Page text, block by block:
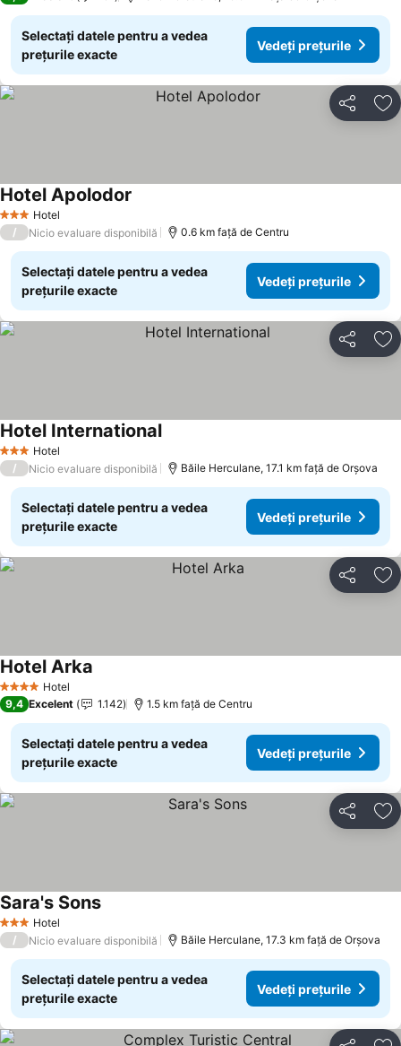
Selectați datele pentru a vedea
prețurile exacte
Vedeți prețurile
Distribuiți
3 SteleHotel
Hotel Apolodor
/ Nicio evaluare disponibilă 0.6 km faţă de Centru
Selectați datele pentru a vedea
prețurile exacte
Vedeți prețurile
Distribuiți
3 SteleHotel
Hotel International
/ Nicio evaluare disponibilă Băile Herculane, 17.1 km faţă de Orşova
Selectați datele pentru a vedea
prețurile exacte
Vedeți prețurile
Distribuiți
4 Stele Hotel
Hotel Arka
9,4 Excelent 1.142 1.5 km faţă de Centru
Selectați datele pentru a vedea
prețurile exacte
Vedeți prețurile
Distribuiți
3 SteleHotel
Sara's Sons
/ Nicio evaluare disponibilă Băile Herculane, 17.3 km faţă de Orşova
Selectați datele pentru a vedea
prețurile exacte
Vedeți prețurile